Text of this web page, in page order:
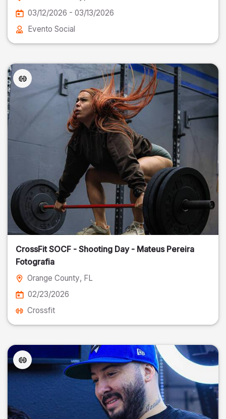
03/12/2026 - 03/13/2026
Evento Social
CrossFit SOCF - Shooting Day - Mateus Pereira
Fotografia
Orange County, FL
02/23/2026
Crossfit